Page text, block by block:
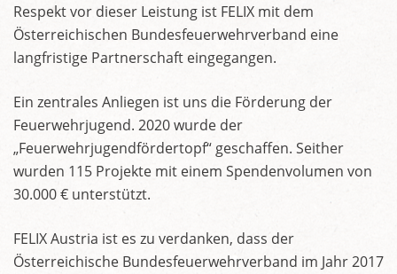
Respekt vor dieser Leistung ist FELIX mit dem
Österreichischen Bundesfeuerwehrverband eine
langfristige Partnerschaft eingegangen.
Ein zentrales Anliegen ist uns die Förderung der
Feuerwehrjugend. 2020 wurde der
„Feuerwehrjugendfördertopf“ geschaffen. Seither
wurden 115 Projekte mit einem Spendenvolumen von
30.000 € unterstützt.
FELIX Austria ist es zu verdanken, dass der
Österreichische Bundesfeuerwehrverband im Jahr 2017